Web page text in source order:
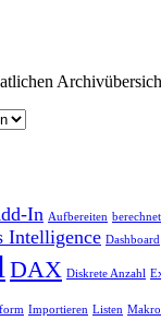
In Aufbereiten
Intelligence Dashboard
DAX Diskrete Anzahl
Importieren Listen Makro